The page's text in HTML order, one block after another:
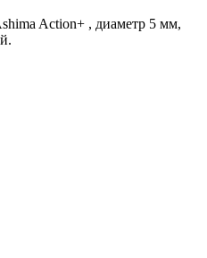
Action+ , диаметр 5 мм,